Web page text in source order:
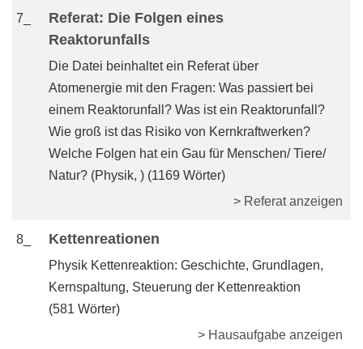
7_
Referat: Die Folgen eines
Reaktorunfalls
Die Datei beinhaltet ein Referat über
Atomenergie mit den Fragen: Was passiert bei
einem Reaktorunfall? Was ist ein Reaktorunfall?
Wie groß ist das Risiko von Kernkraftwerken?
Welche Folgen hat ein Gau für Menschen/ Tiere/
Natur? (Physik, ) (1169 Wörter)
> Referat anzeigen
8_ Kettenreationen
Physik Kettenreaktion: Geschichte, Grundlagen,
Kernspaltung, Steuerung der Kettenreaktion
(581 Wörter)
> Hausaufgabe anzeigen